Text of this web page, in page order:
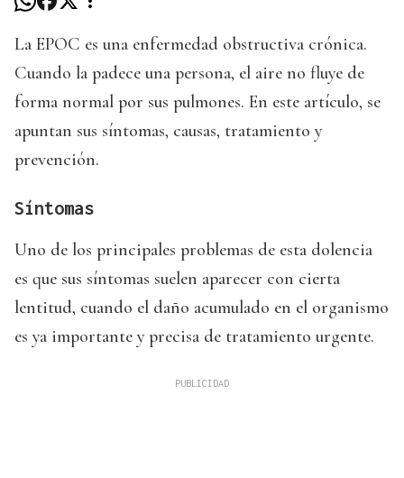
La EPOC es una enfermedad obstructiva crónica.
Cuando la padece una persona, el aire no fluye de
forma normal por sus pulmones. En este artículo, se
apuntan sus síntomas, causas, tratamiento y
prevención.
Síntomas
Uno de los principales problemas de esta dolencia
es que sus síntomas suelen aparecer con cierta
lentitud, cuando el daño acumulado en el organismo
es ya importante y precisa de tratamiento urgente.